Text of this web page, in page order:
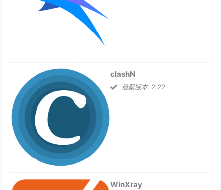
clashN
最新版本: 2.22
WinXray